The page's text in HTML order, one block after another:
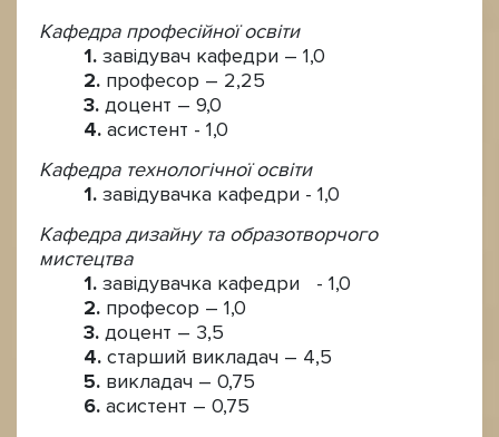
Кафедра професійної освіти
завідувач кафедри – 1,0
професор – 2,25
доцент – 9,0
асистент - 1,0
Кафедра технологічної освіти
завідувачка кафедри - 1,0
Кафедра дизайну та образотворчого
мистецтва
завідувачка кафедри - 1,0
професор – 1,0
доцент – 3,5
старший викладач – 4,5
викладач – 0,75
асистент – 0,75